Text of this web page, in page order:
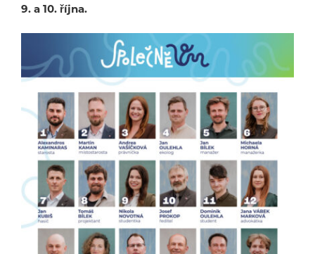
9. a 10. října.